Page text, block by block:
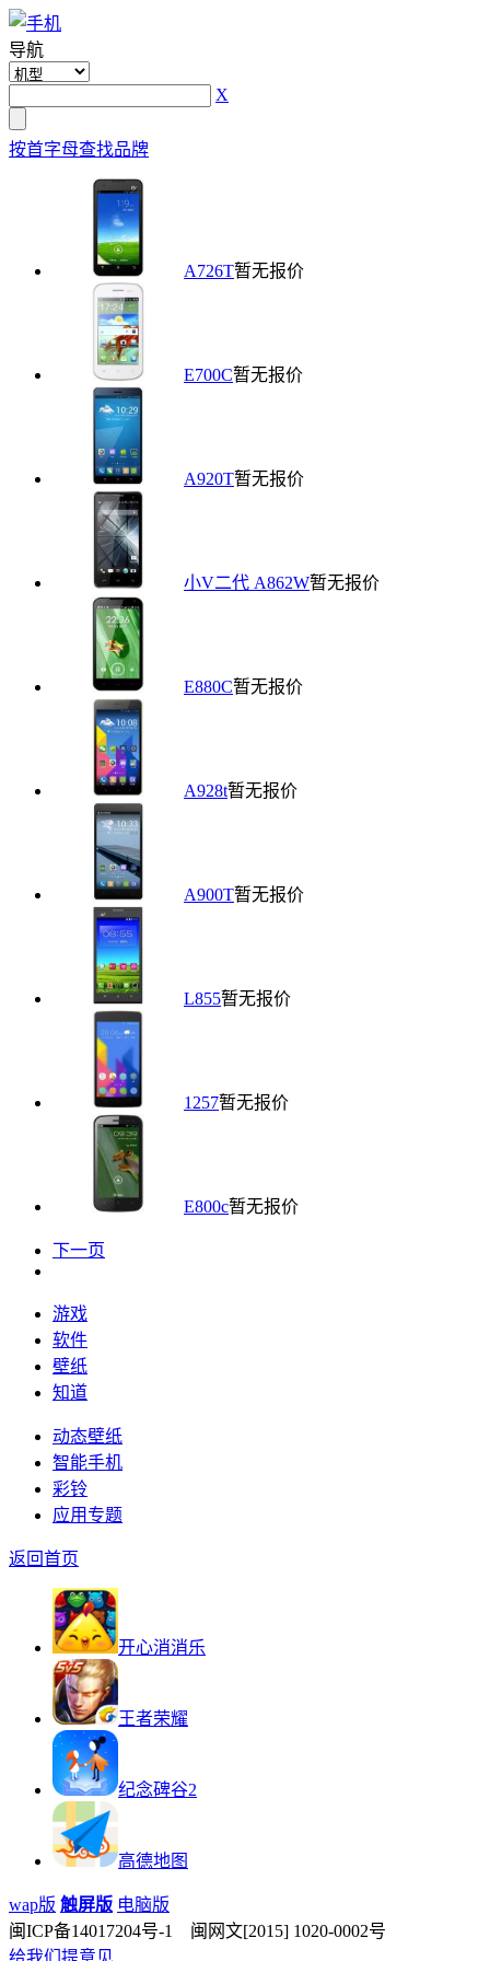
导航
X
按首字母查找品牌
A726T暂无报价
E700C暂无报价
A920T暂无报价
小V二代 A862W暂无报价
E880C暂无报价
A928t暂无报价
A900T暂无报价
L855暂无报价
1257暂无报价
E800c暂无报价
下一页
游戏
软件
壁纸
知道
动态壁纸
智能手机
彩铃
应用专题
返回首页
开心消消乐
王者荣耀
纪念碑谷2
高德地图
wap版 触屏版 电脑版
闽ICP备14017204号-1 闽网文[2015] 1020-0002号
给我们提意见